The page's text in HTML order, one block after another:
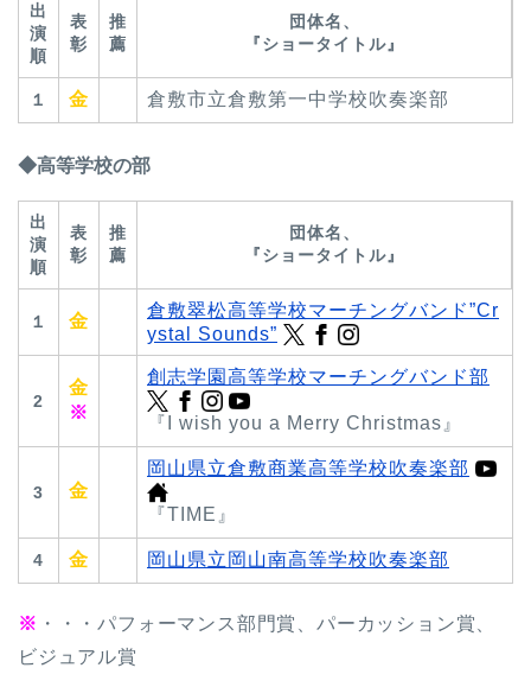
出
演
順
表
彰
推
薦
団体名、
『ショータイトル』
１ 金 倉敷市立倉敷第一中学校吹奏楽部
◆高等学校の部
出
演
順
表
彰
推
薦
団体名、
『ショータイトル』
１ 金
倉敷翠松高等学校マーチングバンド”Cr
ystal Sounds”
2
金
※
創志学園高等学校マーチングバンド部
『I wish you a Merry Christmas』
3 金
岡山県立倉敷商業高等学校吹奏楽部
『TIME』
4 金 岡山県立岡山南高等学校吹奏楽部
※ ・・・パフォーマンス部門賞、パーカッション賞、
ビジュアル賞